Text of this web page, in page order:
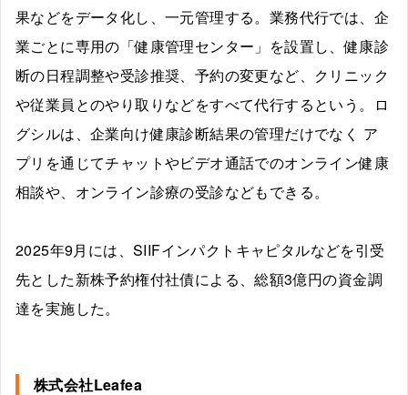
果などをデータ化し、一元管理する。業務代行では、企
業ごとに専用の「健康管理センター」を設置し、健康診
断の日程調整や受診推奨、予約の変更など、クリニック
や従業員とのやり取りなどをすべて代行するという。ロ
グシルは、企業向け健康診断結果の管理だけでなく ア
プリを通じてチャットやビデオ通話でのオンライン健康
相談や、オンライン診療の受診などもできる。
2025年9月には、SIIFインパクトキャピタルなどを引受
先とした新株予約権付社債による、総額3億円の資金調
達を実施した。
株式会社Leafea